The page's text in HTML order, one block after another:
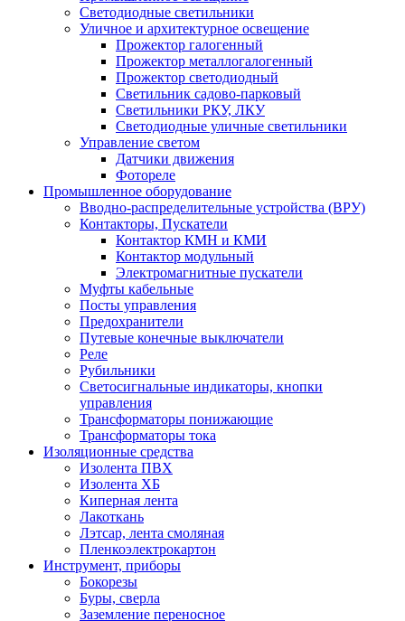
Светодиодные светильники
Уличное и архитектурное освещение
Прожектор галогенный
Прожектор металлогалогенный
Прожектор светодиодный
Светильник садово-парковый
Светильники РКУ, ЛКУ
Светодиодные уличные светильники
Управление светом
Датчики движения
Фотореле
Промышленное оборудование
Вводно-распределительные устройства (ВРУ)
Контакторы, Пускатели
Контактор КМН и КМИ
Контактор модульный
Электромагнитные пускатели
Муфты кабельные
Посты управления
Предохранители
Путевые конечные выключатели
Реле
Рубильники
Светосигнальные индикаторы, кнопки
управления
Трансформаторы понижающие
Трансформаторы тока
Изоляционные средства
Изолента ПВХ
Изолента ХБ
Киперная лента
Лакоткань
Лэтсар, лента смоляная
Пленкоэлектрокартон
Инструмент, приборы
Бокорезы
Буры, сверла
Заземление переносное